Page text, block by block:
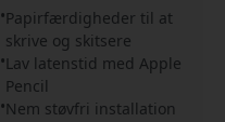
Papirfærdigheder til at
skrive og skitsere
Lav latenstid med Apple
Pencil
Nem støvfri installation